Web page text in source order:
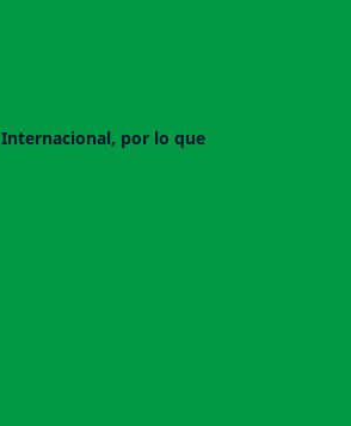
Internacional, por lo que